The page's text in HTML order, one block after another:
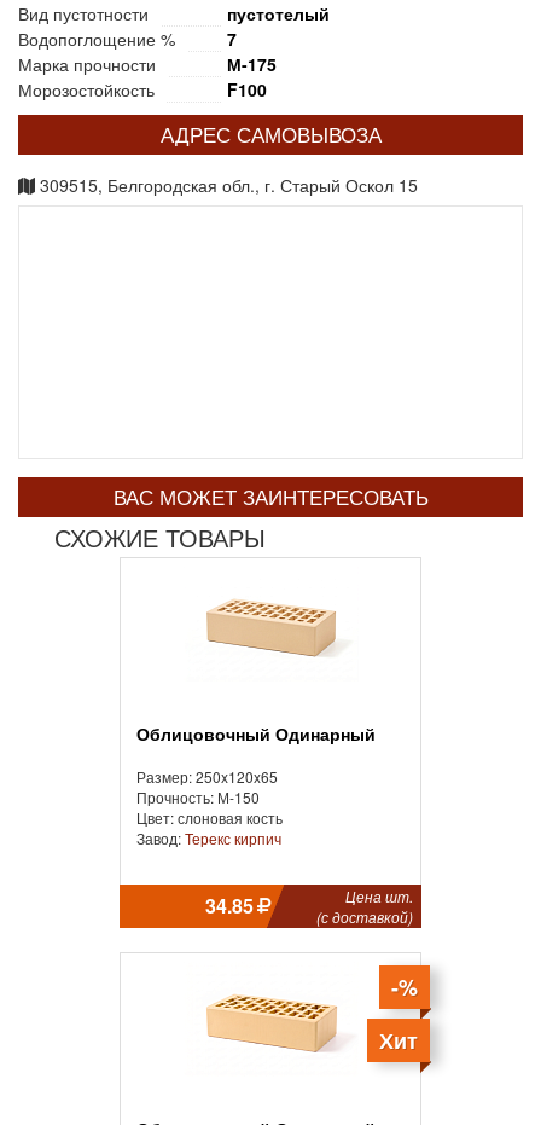
Вид пустотности
пустотелый
Водопоглощение %
7
Марка прочности
М-175
Морозостойкость
F100
АДРЕС САМОВЫВОЗА
309515, Белгородская обл., г. Старый Оскол 15
ВАС МОЖЕТ ЗАИНТЕРЕСОВАТЬ
СХОЖИЕ ТОВАРЫ
Облицовочный Одинарный
Размер: 250x120x65
Прочность: М-150
Цвет: слоновая кость
Завод:Терекс кирпич
34.85
Цена шт.
(с доставкой)
-%
Хит